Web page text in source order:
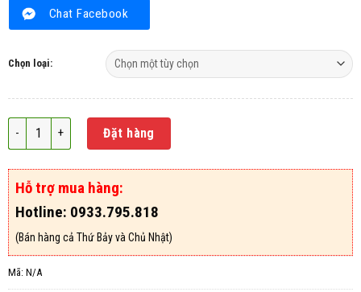
Chat Facebook
Chọn loại:
Thuốc diệt chuột dạng cốm Fadirat 0.005RB số lượng
Đặt hàng
Hỗ trợ mua hàng:
Hotline: 0933.795.818
(Bán hàng cả Thứ Bảy và Chủ Nhật)
Mã: N/A